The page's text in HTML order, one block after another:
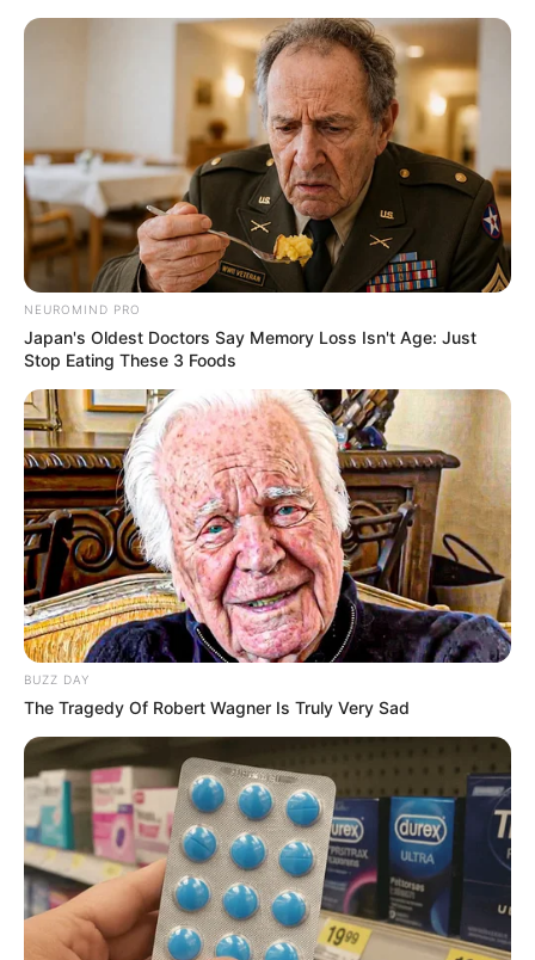
NEUROMIND PRO
Japan's Oldest Doctors Say Memory Loss Isn't Age: Just
Stop Eating These 3 Foods
BUZZ DAY
The Tragedy Of Robert Wagner Is Truly Very Sad